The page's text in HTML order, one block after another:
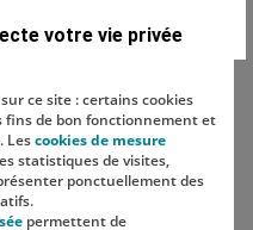
votre vie privée
ce site : certains cookies
fins de bon fonctionnement et
Lescookies de mesure
statistiques de visites,
ponctuellement des
permettent de